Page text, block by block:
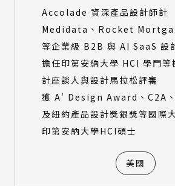
Accolade 資深產品設計師計
Medidata、Rocket
等企業級 B2B 與 AI SaaS 設
擔任印第安納大學 HCI 學門等
計座談人與設計馬拉松評審
獲 A' Design Award、C2A、
及紐約產品設計獎銀獎等國際
印第安納大學HCI碩士
美國